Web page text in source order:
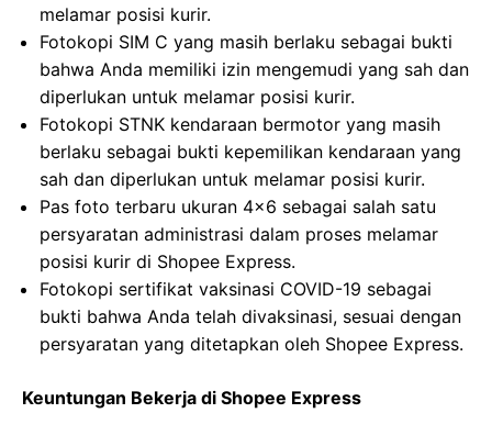
melamar posisi kurir.
Fotokopi SIM C yang masih berlaku sebagai bukti
bahwa Anda memiliki izin mengemudi yang sah dan
diperlukan untuk melamar posisi kurir.
Fotokopi STNK kendaraan bermotor yang masih
berlaku sebagai bukti kepemilikan kendaraan yang
sah dan diperlukan untuk melamar posisi kurir.
Pas foto terbaru ukuran 4×6 sebagai salah satu
persyaratan administrasi dalam proses melamar
posisi kurir di Shopee Express.
Fotokopi sertifikat vaksinasi COVID-19 sebagai
bukti bahwa Anda telah divaksinasi, sesuai dengan
persyaratan yang ditetapkan oleh Shopee Express.
Keuntungan Bekerja di Shopee Express